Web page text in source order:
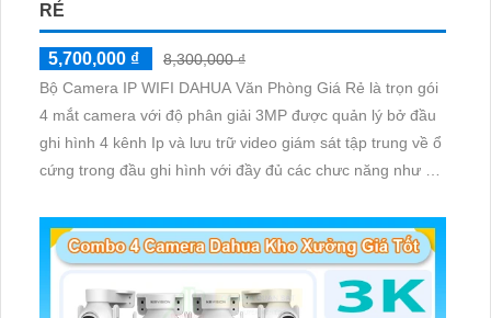
RẺ
5,700,000 ₫
8,300,000 ₫
Bộ Camera IP WIFI DAHUA Văn Phòng Giá Rẻ là trọn gói
4 mắt camera với độ phân giải 3MP được quản lý bở đầu
ghi hình 4 kênh Ip và lưu trữ video giám sát tập trung về ổ
cứng trong đầu ghi hình với đầy đủ các chưc năng như AI
giám sát có màu vào ban đêm